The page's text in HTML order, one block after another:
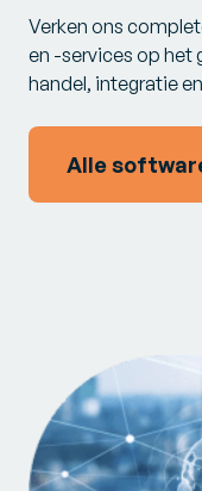
Verken ons
en -services op het
handel, integratie
Alle